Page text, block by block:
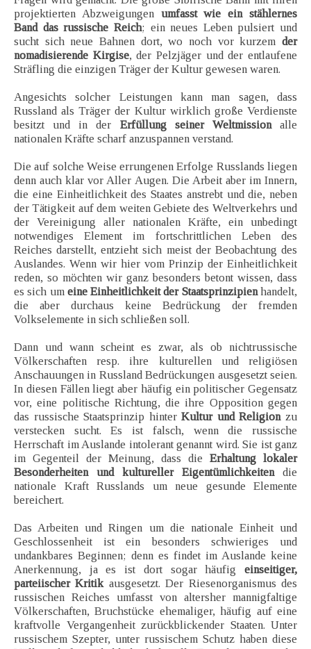
projektierten Abzweigungen umfasst wie ein stählernes
Band das russische Reich; ein neues Leben pulsiert und
sucht sich neue Bahnen dort, wo noch vor kurzem der
nomadisierende Kirgise, der Pelzjäger und der entlaufene
Sträfling die einzigen Träger der Kultur gewesen waren.
Angesichts solcher Leistungen kann man sagen, dass
Russland als Träger der Kultur wirklich große Verdienste
besitzt und in der Erfüllung seiner Weltmissionalle
nationalen Kräfte scharf anzuspannen verstand.
Die auf solche Weise errungenen Erfolge Russlands liegen
denn auch klar vor Aller Augen. Die Arbeit aber im Innern,
die eine Einheitlichkeit des Staates anstrebt und die, neben
der Tätigkeit auf dem weiten Gebiete des Weltverkehrs und
der Vereinigung aller nationalen Kräfte, ein unbedingt
notwendiges Element im fortschrittlichen Leben des
Reiches darstellt, entzieht sich meist der Beobachtung des
Auslandes. Wenn wir hier vom Prinzip der Einheitlichkeit
reden, so möchten wir ganz besonders betont wissen, dass
es sich um eine Einheitlichkeit der Staatsprinzipienhandelt,
die aber durchaus keine Bedrückung der fremden
Volkselemente in sich schließen soll.
Dann und wann scheint es zwar, als ob nichtrussische
Völkerschaften resp. ihre kulturellen und religiösen
Anschauungen in Russland Bedrückungen ausgesetzt seien.
In diesen Fällen liegt aber häufig ein politischer Gegensatz
vor, eine politische Richtung, die ihre Opposition gegen
das russische Staatsprinzip hinterKultur und Religionzu
verstecken sucht. Es ist falsch, wenn die russische
Herrschaft im Auslande intolerant genannt wird. Sie ist ganz
im Gegenteil der Meinung, dass die Erhaltung lokaler
Besonderheiten und kultureller Eigentümlichkeitendie
nationale Kraft Russlands um neue gesunde Elemente
bereichert.
Das Arbeiten und Ringen um die nationale Einheit und
Geschlossenheit ist ein besonders schwieriges und
undankbares Beginnen; denn es findet im Auslande keine
Anerkennung, ja es ist dort sogar häufig einseitiger,
parteiischer Kritikausgesetzt. Der Riesenorganismus des
russischen Reiches umfasst von altersher mannigfaltige
Völkerschaften, Bruchstücke ehemaliger, häufig auf eine
kraftvolle Vergangenheit zurückblickender Staaten. Unter
russischem Szepter, unter russischem Schutz haben diese